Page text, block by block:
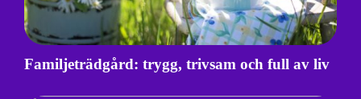
Familjeträdgård: trygg, trivsam och full av liv